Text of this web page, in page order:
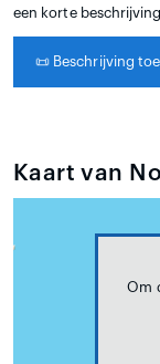
een korte
📜 Beschrijving
Kaart van
Om